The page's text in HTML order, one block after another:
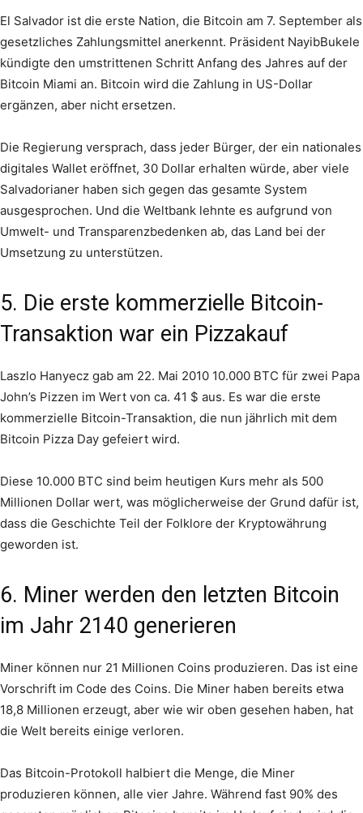
El Salvador ist die erste Nation, die Bitcoin am 7. September als
gesetzliches Zahlungsmittel anerkennt. Präsident NayibBukele
kündigte den umstrittenen Schritt Anfang des Jahres auf der
Bitcoin Miami an. Bitcoin wird die Zahlung in US-Dollar
ergänzen, aber nicht ersetzen.
Die Regierung versprach, dass jeder Bürger, der ein nationales
digitales Wallet eröffnet, 30 Dollar erhalten würde, aber viele
Salvadorianer haben sich gegen das gesamte System
ausgesprochen. Und die Weltbank lehnte es aufgrund von
Umwelt- und Transparenzbedenken ab, das Land bei der
Umsetzung zu unterstützen.
5. Die erste kommerzielle Bitcoin-
Transaktion war ein Pizzakauf
Laszlo Hanyecz gab am 22. Mai 2010 10.000 BTC für zwei Papa
John’s Pizzen im Wert von ca. 41 $ aus. Es war die erste
kommerzielle Bitcoin-Transaktion, die nun jährlich mit dem
Bitcoin Pizza Day gefeiert wird.
Diese 10.000 BTC sind beim heutigen Kurs mehr als 500
Millionen Dollar wert, was möglicherweise der Grund dafür ist,
dass die Geschichte Teil der Folklore der Kryptowährung
geworden ist.
6. Miner werden den letzten Bitcoin
im Jahr 2140 generieren
Miner können nur 21 Millionen Coins produzieren. Das ist eine
Vorschrift im Code des Coins. Die Miner haben bereits etwa
18,8 Millionen erzeugt, aber wie wir oben gesehen haben, hat
die Welt bereits einige verloren.
Das Bitcoin-Protokoll halbiert die Menge, die Miner
produzieren können, alle vier Jahre. Während fast 90% des